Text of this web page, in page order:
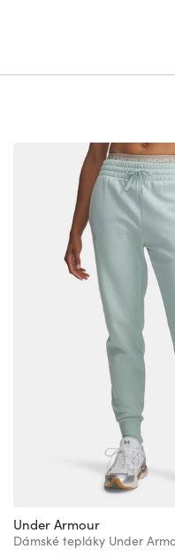
Under Armour